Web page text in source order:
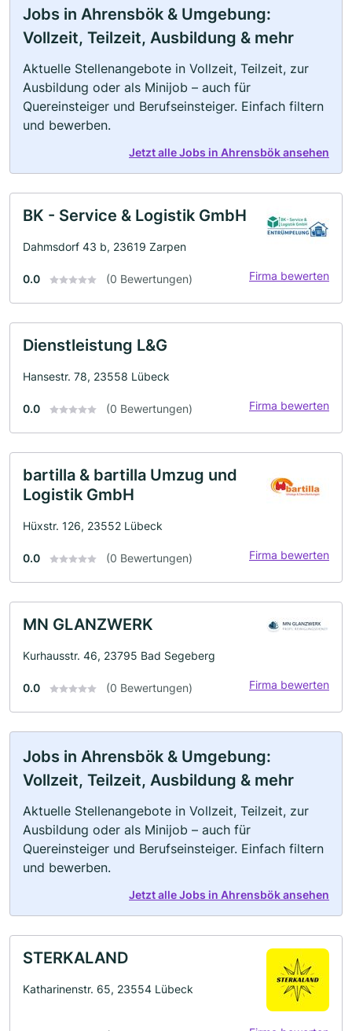
Jobs in Ahrensbök & Umgebung:
Vollzeit, Teilzeit, Ausbildung & mehr
Aktuelle Stellenangebote in Vollzeit, Teilzeit, zur
Ausbildung oder als Minijob – auch für
Quereinsteiger und Berufseinsteiger. Einfach filtern
und bewerben.
Jetzt alle Jobs in Ahrensbök ansehen
BK - Service & Logistik GmbH
Dahmsdorf 43 b, 23619 Zarpen
0.0 (0 Bewertungen) Firma bewerten
Dienstleistung L&G
Hansestr. 78, 23558 Lübeck
0.0 (0 Bewertungen) Firma bewerten
bartilla & bartilla Umzug und
Logistik GmbH
Hüxstr. 126, 23552 Lübeck
0.0 (0 Bewertungen) Firma bewerten
MN GLANZWERK
Kurhausstr. 46, 23795 Bad Segeberg
0.0 (0 Bewertungen) Firma bewerten
Jobs in Ahrensbök & Umgebung:
Vollzeit, Teilzeit, Ausbildung & mehr
Aktuelle Stellenangebote in Vollzeit, Teilzeit, zur
Ausbildung oder als Minijob – auch für
Quereinsteiger und Berufseinsteiger. Einfach filtern
und bewerben.
Jetzt alle Jobs in Ahrensbök ansehen
STERKALAND
Katharinenstr. 65, 23554 Lübeck